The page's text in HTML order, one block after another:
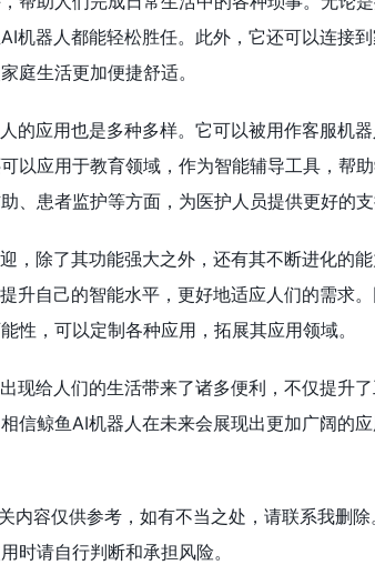
机器人都能轻松胜任。此外，它还可以连接
庭生活更加便捷舒适。
的应用也是多种多样。它可以被用作客服机
以应用于教育领域，作为智能辅导工具，帮
、患者监护等方面，为医护人员提供更好的支
，除了其功能强大之外，还有其不断进化的
升自己的智能水平，更好地适应人们的需求
性，可以定制各种应用，拓展其应用领域。
现给人们的生活带来了诸多便利，不仅提升
信鲸鱼AI机器人在未来会展现出更加广阔的
内容仅供参考，如有不当之处，请联系我删
时请自行判断和承担风险。